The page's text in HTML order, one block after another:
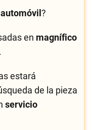
?
en magnífico
.
estará
de la pieza
servicio